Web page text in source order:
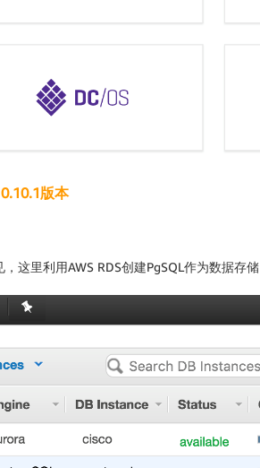
版本
这里利用AWS RDS创建PgSQL作为数据存储